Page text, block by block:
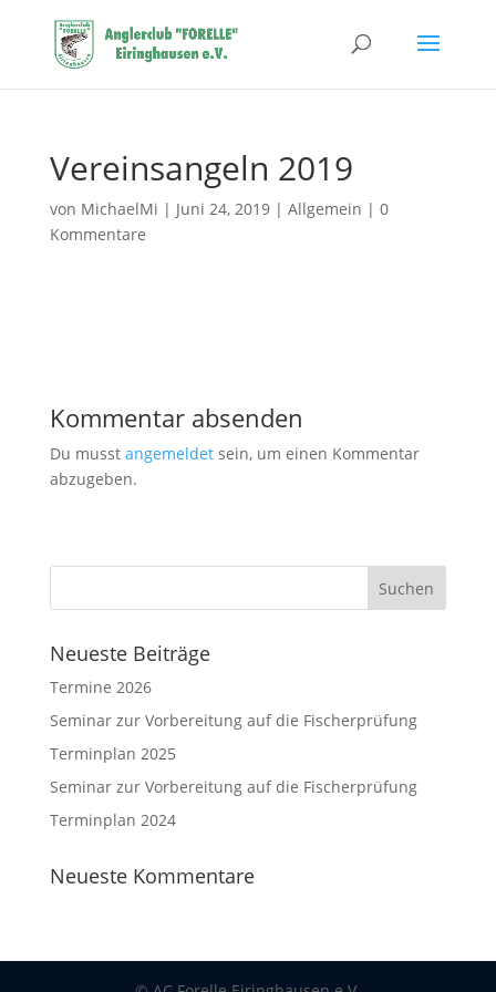
Vereinsangeln 2019
von MichaelMi | Juni 24, 2019| Allgemein | 0
Kommentare
Kommentar absenden
Du musst angemeldetsein, um einen Kommentar
abzugeben.
Neueste Beiträge
Termine 2026
Seminar zur Vorbereitung auf die Fischerprüfung
Terminplan 2025
Seminar zur Vorbereitung auf die Fischerprüfung
Terminplan 2024
Neueste Kommentare